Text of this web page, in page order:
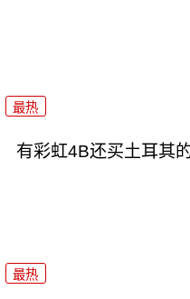
最热
有彩虹4B还买土耳其
最热